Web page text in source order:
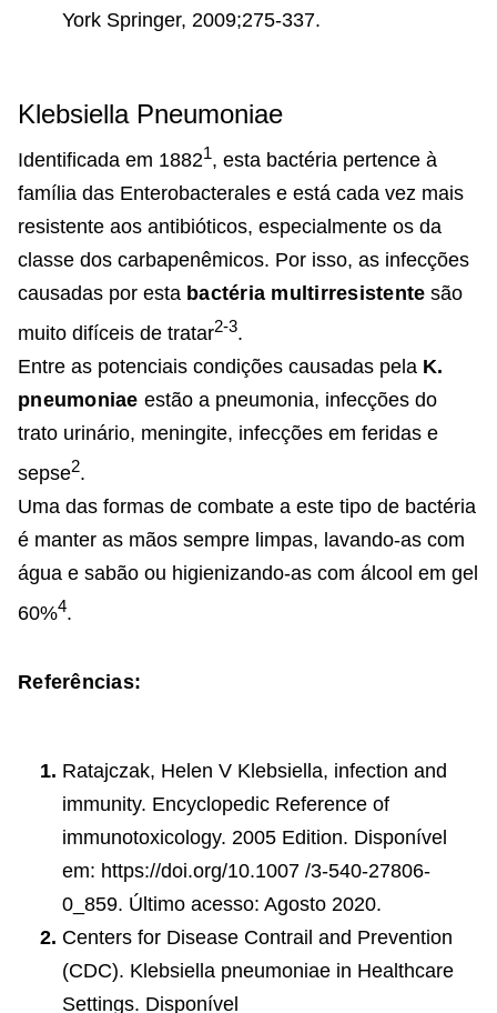
York Springer, 2009;275-337.
Klebsiella Pneumoniae
Identificada em 18821, esta bactéria pertence à
família das Enterobacterales e está cada vez mais
resistente aos antibióticos, especialmente os da
classe dos carbapenêmicos. Por isso, as infecções
causadas por esta bactéria multirresistente são
muito difíceis de tratar2-3.
Entre as potenciais condições causadas pela K.
pneumoniae estão a pneumonia, infecções do
trato urinário, meningite, infecções em feridas e
sepse2.
Uma das formas de combate a este tipo de bactéria
é manter as mãos sempre limpas, lavando-as com
água e sabão ou higienizando-as com álcool em gel
60%4.
Referências:
Ratajczak, Helen V Klebsiella, infection and
immunity. Encyclopedic Reference of
immunotoxicology. 2005 Edition. Disponível
em: https://doi.org/10.1007 /3-540-27806-
0_859. Último acesso: Agosto 2020.
Centers for Disease Contrail and Prevention
(CDC). Klebsiella pneumoniae in Healthcare
Settings. Disponível